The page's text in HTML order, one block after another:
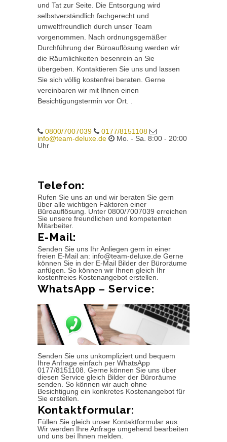
und Tat zur Seite. Die Entsorgung wird
selbstverständlich fachgerecht und
umweltfreundlich durch unser Team
vorgenommen. Nach ordnungsgemäßer
Durchführung der Büroauflösung werden wir
die Räumlichkeiten besenrein an Sie
übergeben. Kontaktieren Sie uns und lassen
Sie sich völlig kostenfrei beraten. Gerne
vereinbaren wir mit Ihnen einen
Besichtigungstermin vor Ort. .
0800/7007039
0177/8151108
info@team-deluxe.de
Mo. - Sa. 8:00 - 20:00
Uhr
Telefon:
Rufen Sie uns an und wir beraten Sie gern
über alle wichtigen Faktoren einer
Büroauflösung. Unter 0800/7007039 erreichen
Sie unsere freundlichen und kompetenten
Mitarbeiter.
E-Mail:
Senden Sie uns Ihr Anliegen gern in einer
freien E-Mail an: info@team-deluxe.de Gerne
können Sie in der E-Mail Bilder der Büroräume
anfügen. So können wir Ihnen gleich Ihr
kostenfreies Kostenangebot erstellen.
WhatsApp – Service:
Senden Sie uns unkompliziert und bequem
Ihre Anfrage einfach per WhatsApp
0177/8151108. Gerne können Sie uns über
diesen Service gleich Bilder der Büroräume
senden. So können wir auch ohne
Besichtigung ein konkretes Kostenangebot für
Sie erstellen.
Kontaktformular:
Füllen Sie gleich unser Kontaktformular aus.
Wir werden Ihre Anfrage umgehend bearbeiten
und uns bei Ihnen melden.